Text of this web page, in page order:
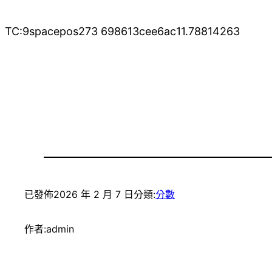
TC:9spacepos273 698613cee6ac11.78814263
已發佈2026 年 2 月 7 日分類:分數
作者:admin